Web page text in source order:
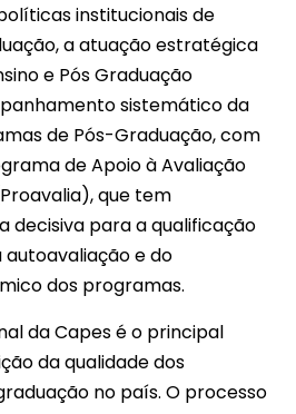
institucionais de
a atuação estratégica
e Pós Graduação
sistemático da
de Pós-Graduação, com
de Apoio à Avaliação
que tem
decisiva para a qualificação
e do
dos programas.
da Capes é o principal
da qualidade dos
no país. O processo